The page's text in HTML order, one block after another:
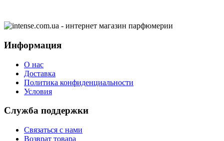
Информация
О нас
Доставка
Политика конфиденциальности
Условия
Служба поддержки
Связаться с нами
Возврат товара